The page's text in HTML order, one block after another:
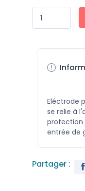
Eléctrode
se relie à
protection
entrée de
Partager :